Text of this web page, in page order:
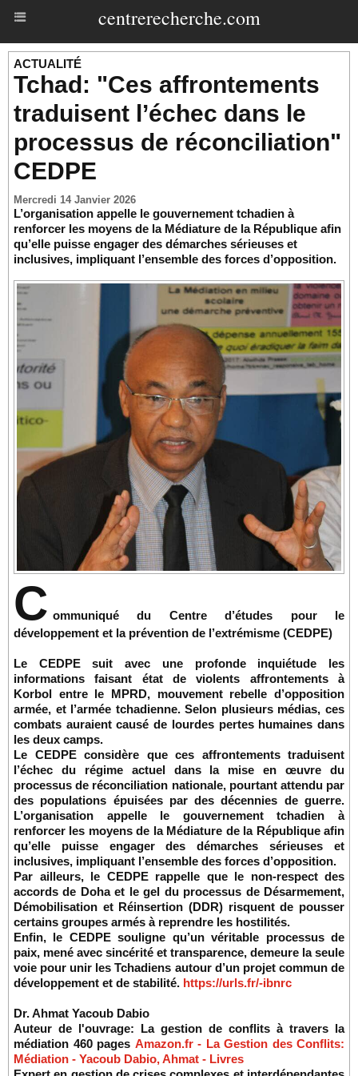
centrerecherche.com
ACTUALITÉ
Tchad: "Ces affrontements
traduisent l’échec dans le
processus de réconciliation"
CEDPE
Mercredi 14 Janvier 2026
L’organisation appelle le gouvernement tchadien à
renforcer les moyens de la Médiature de la République afin
qu’elle puisse engager des démarches sérieuses et
inclusives, impliquant l’ensemble des forces d’opposition.
C ommuniqué du Centre d’études pour le
développement et la prévention de l’extrémisme (CEDPE)
Le CEDPE suit avec une profonde inquiétude les
informations faisant état de violents affrontements à
Korbol entre le MPRD, mouvement rebelle d’opposition
armée, et l’armée tchadienne. Selon plusieurs médias, ces
combats auraient causé de lourdes pertes humaines dans
les deux camps.
Le CEDPE considère que ces affrontements traduisent
l’échec du régime actuel dans la mise en œuvre du
processus de réconciliation nationale, pourtant attendu par
des populations épuisées par des décennies de guerre.
L’organisation appelle le gouvernement tchadien à
renforcer les moyens de la Médiature de la République afin
qu’elle puisse engager des démarches sérieuses et
inclusives, impliquant l’ensemble des forces d’opposition.
Par ailleurs, le CEDPE rappelle que le non-respect des
accords de Doha et le gel du processus de Désarmement,
Démobilisation et Réinsertion (DDR) risquent de pousser
certains groupes armés à reprendre les hostilités.
Enfin, le CEDPE souligne qu’un véritable processus de
paix, mené avec sincérité et transparence, demeure la seule
voie pour unir les Tchadiens autour d’un projet commun de
développement et de stabilité. https://urls.fr/-ibnrc
Dr. Ahmat Yacoub Dabio
Auteur de l'ouvrage: La gestion de conflits à travers la
médiation 460 pages Amazon.fr - La Gestion des Conflits:
Médiation - Yacoub Dabio, Ahmat - Livres